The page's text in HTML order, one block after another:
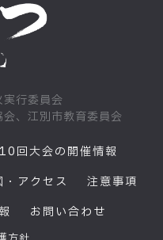
行委員会
、江別市教育委員会
回大会の開催情報
・アクセス
注意事項
お問い合わせ